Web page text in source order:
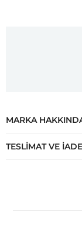
MARKA
TESLIMAT VE İADE